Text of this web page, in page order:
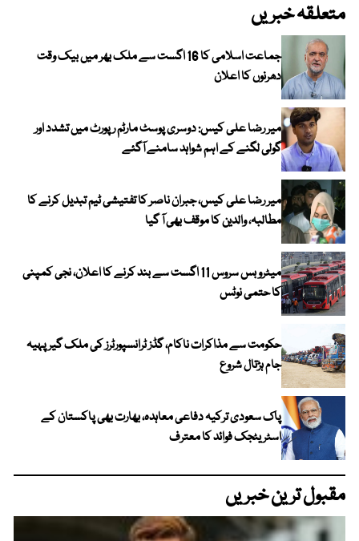
متعلقہ خبریں
جماعت اسلامی کا 16 اگست سے ملک بھر میں بیک وقت
دھرنوں کا اعلان
میر رضا علی کیس: دوسری پوسٹ مارٹم رپورٹ میں تشدد اور
گولی لگنے کے اہم شواہد سامنے آگئے
میر رضا علی کیس، جبران ناصر کا تفتیشی ٹیم تبدیل کرنے کا
مطالبہ، والدین کا موقف بھی آ گیا
میٹرو بس سروس 11 اگست سے بند کرنے کا اعلان، نجی کمپنی
کا حتمی نوٹس
حکومت سے مذاکرات ناکام، گڈز ٹرانسپورٹرز کی ملک گیر پہیہ
جام ہڑتال شروع
پاک سعودی ترکیہ دفاعی معاہدہ، بھارت بھی پاکستان کے
اسٹریٹجک فوائد کا معترف
مقبول ترین خبریں